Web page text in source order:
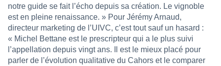
notre guide se fait l’écho depuis sa création. Le vignoble
est en pleine renaissance. » Pour Jérémy Arnaud,
directeur marketing de l’UIVC, c’est tout sauf un hasard :
« Michel Bettane est le prescripteur qui a le plus suivi
l’appellation depuis vingt ans. Il est le mieux placé pour
parler de l’évolution qualitative du Cahors et le comparer